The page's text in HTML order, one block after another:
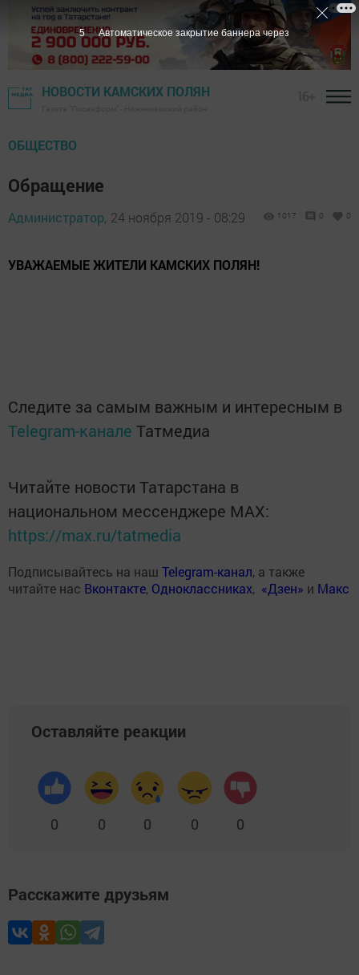
НОВОСТИ КАМСКИХ ПОЛЯН
ОБЩЕСТВО
Обращение
Администратор, 24 ноября 2019 - 08:29 1017 0 0
УВАЖАЕМЫЕ ЖИТЕЛИ КАМСКИХ ПОЛЯН!
Следите за самым важным и интересным в
Telegram-канале Татмедиа
Читайте новости Татарстана в
национальном мессенджере MАХ:
https://max.ru/tatmedia
Подписывайтесь на наш Telegram-канал, а также
читайте нас Вконтакте, Одноклассниках, «Дзен» и Макс
Оставляйте реакции
0 0 0 0 0
Расскажите друзьям
4 Автоматическое закрытие баннера через